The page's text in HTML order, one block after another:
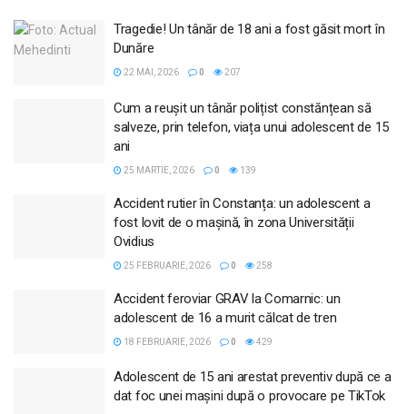
Tragedie! Un tânăr de 18 ani a fost găsit mort în
Dunăre
22 MAI, 2026 0 207
Cum a reușit un tânăr polițist constănțean să
salveze, prin telefon, viața unui adolescent de 15
ani
25 MARTIE, 2026 0 139
Accident rutier în Constanța: un adolescent a
fost lovit de o mașină, în zona Universității
Ovidius
25 FEBRUARIE, 2026 0 258
Accident feroviar GRAV la Comarnic: un
adolescent de 16 a murit călcat de tren
18 FEBRUARIE, 2026 0 429
Adolescent de 15 ani arestat preventiv după ce a
dat foc unei mașini după o provocare pe TikTok